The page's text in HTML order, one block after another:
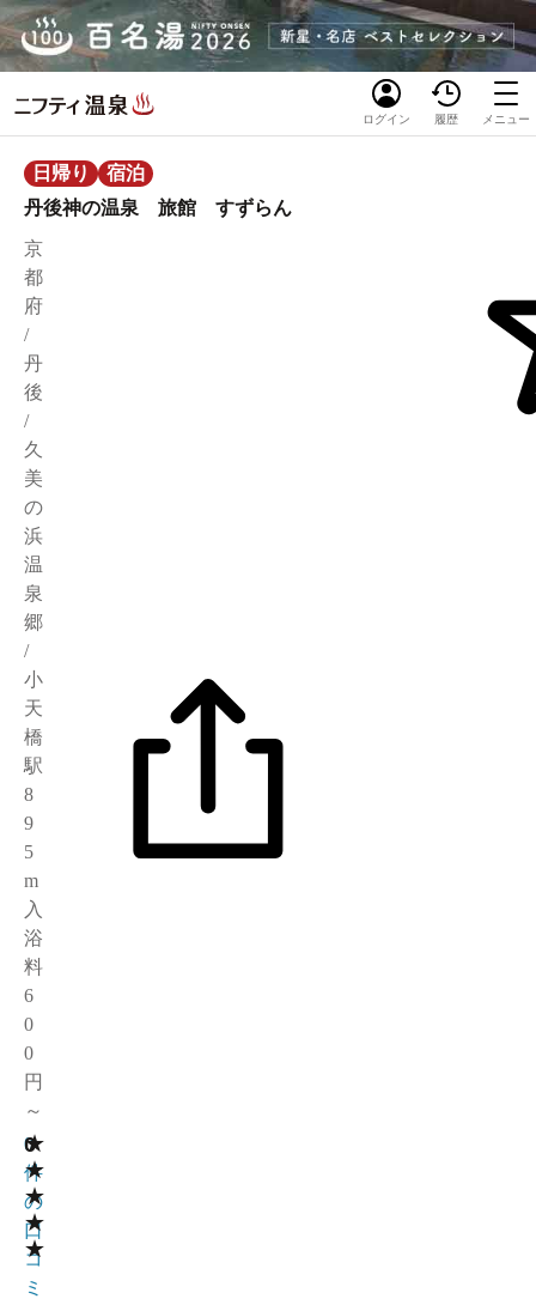
ログイン 履歴 メニュー
日帰り
宿泊
丹後神の温泉 旅館 すずらん
京
都
府
/
丹
後
/
久
美
の
浜
温
泉
郷
/
小
天
橋
駅
8
9
5
m
入
浴
料
6
0
0
円
～
★
★
★
★
★
0
0
件
の
口
コ
ミ